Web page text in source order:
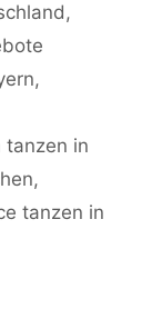
,
,
tanzen in
,
tanzen in